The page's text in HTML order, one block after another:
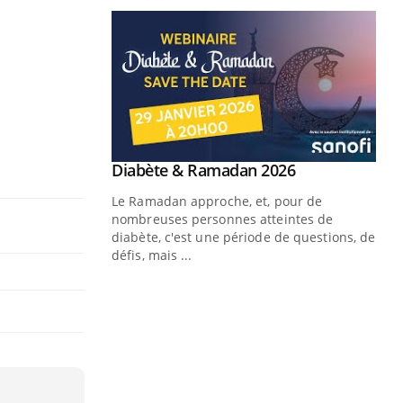
Youtube
Diabète & Ramadan 2026Youtube
Le Ramadan approche, et, pour de
nombreuses personnes atteintes de
diabète, c'est une période de questions, de
défis, mais ...